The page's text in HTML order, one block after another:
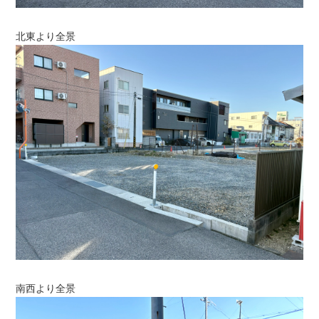
北東より全景
南西より全景